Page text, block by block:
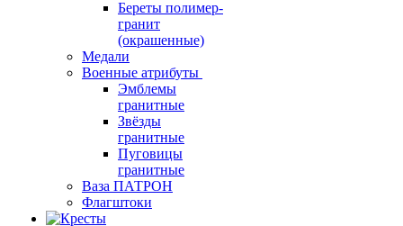
Береты полимер-
гранит
(окрашенные)
Медали
Военные атрибуты
Эмблемы
гранитные
Звёзды
гранитные
Пуговицы
гранитные
Ваза ПАТРОН
Флагштоки